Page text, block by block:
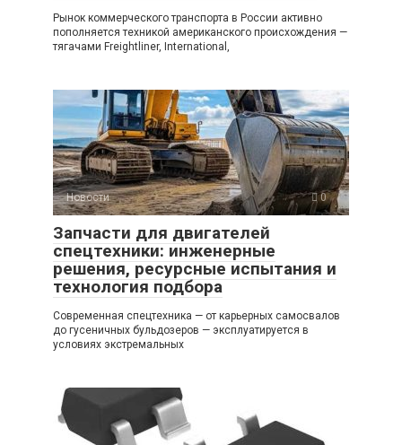
Рынок коммерческого транспорта в России активно
пополняется техникой американского происхождения —
тягачами Freightliner, International,
Новости 0
Запчасти для двигателей
спецтехники: инженерные
решения, ресурсные испытания и
технология подбора
Современная спецтехника — от карьерных самосвалов
до гусеничных бульдозеров — эксплуатируется в
условиях экстремальных